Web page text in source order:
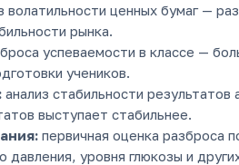
волатильности ценных бумаг —
рынка.
успеваемости в классе —
учеников.
анализ стабильности
выступает стабильнее.
первичная оценка разброса
давления, уровня глюкозы и